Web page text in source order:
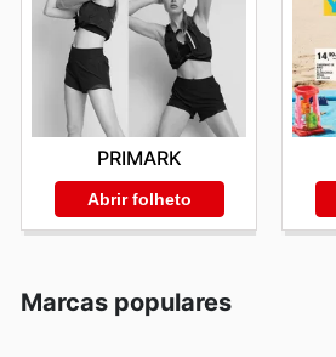
PRIMARK
Abrir folheto
Marcas populares